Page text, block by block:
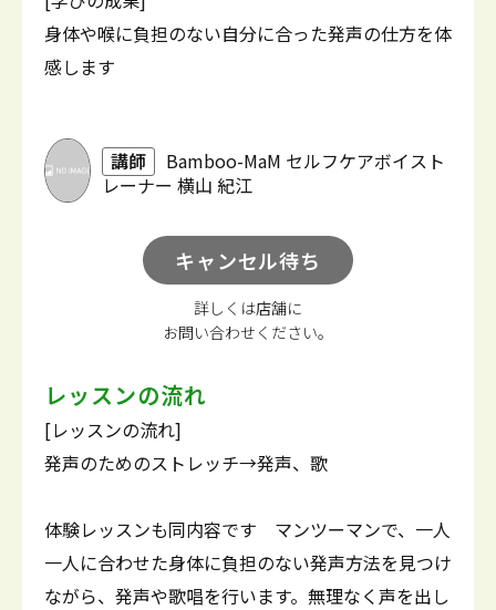
身体や喉に負担のない自分に合った発声の仕方を体
感します
講師
Bamboo-MaM セルフケアボイスト
レーナー 横山 紀江
キャンセル待ち
詳しくは店舗に
お問い合わせください。
レッスンの流れ
[レッスンの流れ]
発声のためのストレッチ→発声、歌
体験レッスンも同内容です マンツーマンで、一人
一人に合わせた身体に負担のない発声方法を見つけ
ながら、発声や歌唱を行います。無理なく声を出し